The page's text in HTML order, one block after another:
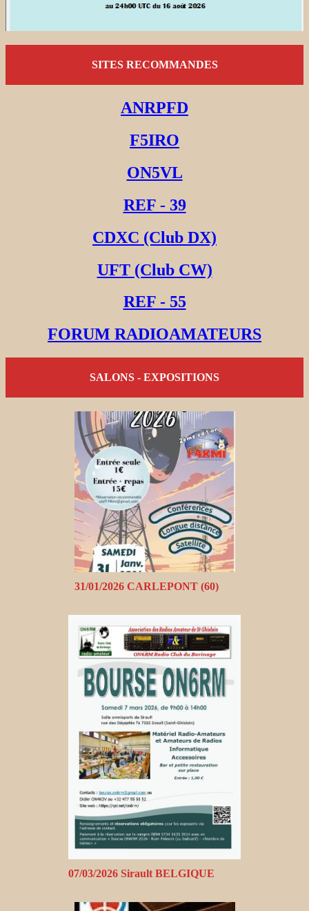
SITES RECOMMANDES
ANRPFD
F5IRO
ON5VL
REF - 39
CDXC (Club DX)
UFT (Club CW)
REF - 55
FORUM RADIOAMATEURS
SALONS - EXPOSITIONS
31/01/2026 CARLEPONT (60)
07/03/2026 Sirault BELGIQUE